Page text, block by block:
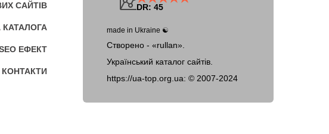
САЙТІВ
ЕФЕКТ
DR: 45
made in Ukraine ☯
Створено - «rullan».
Український каталог сайтів.
https://ua-top.org.ua: © 2007-2024